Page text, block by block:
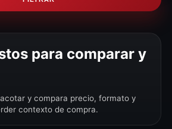
para comparar y
y compara precio, formato y
contexto de compra.